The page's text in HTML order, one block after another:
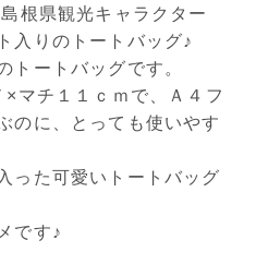
根県観光キャラクター
入りのトートバッグ♪
トートバッグです。
マチ１１ｃｍで、Ａ４フ
のに、とっても使いやす
った可愛いトートバッグ
です♪